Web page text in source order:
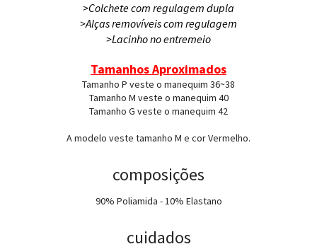
>Colchete com regulagem dupla
>Alças removíveiscom regulagem
>Lacinho no entremeio
Tamanhos Aproximados
Tamanho P veste o manequim 36~38
Tamanho M veste o manequim 40
Tamanho G veste o manequim 42
A modelo veste tamanho M e cor Vermelho.
composições
90% Poliamida - 10% Elastano
cuidados